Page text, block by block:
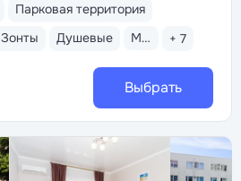
Парковая территория
Зонты Душевые Медицинский пост + 7
Выбрать